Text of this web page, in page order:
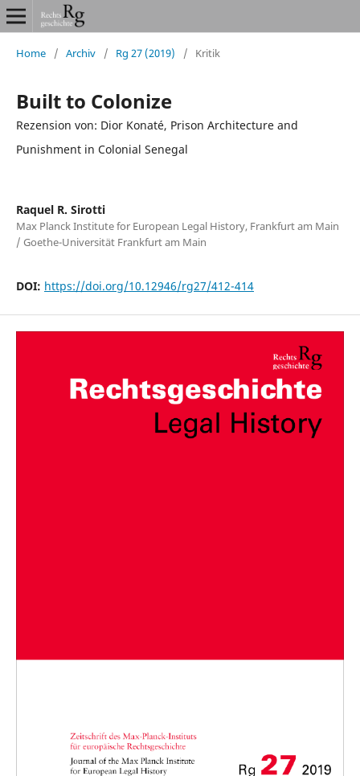
Home / Archiv / Rg 27 (2019) / Kritik
Built to Colonize
Rezension von: Dior Konaté, Prison Architecture and
Punishment in Colonial Senegal
Raquel R. Sirotti
Max Planck Institute for European Legal History, Frankfurt am Main
/ Goethe-Universität Frankfurt am Main
DOI: https://doi.org/10.12946/rg27/412-414